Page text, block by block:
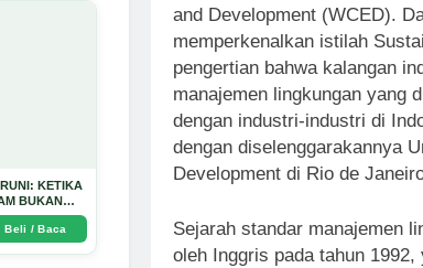
KETIKA
BUKAN
PILIHAN -
Dinata
Beli / Baca
and Development (WCED).
memperkenalkan istilah
pengertian bahwa kalangan
manajemen lingkungan yang
dengan industri-industri di
dengan diselenggarakannya
Development di Rio de
Sejarah standar manajemen
oleh Inggris pada tahun